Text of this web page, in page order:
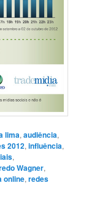
lima,audiência,
2012,influência,
,
Wagner,
online,redes